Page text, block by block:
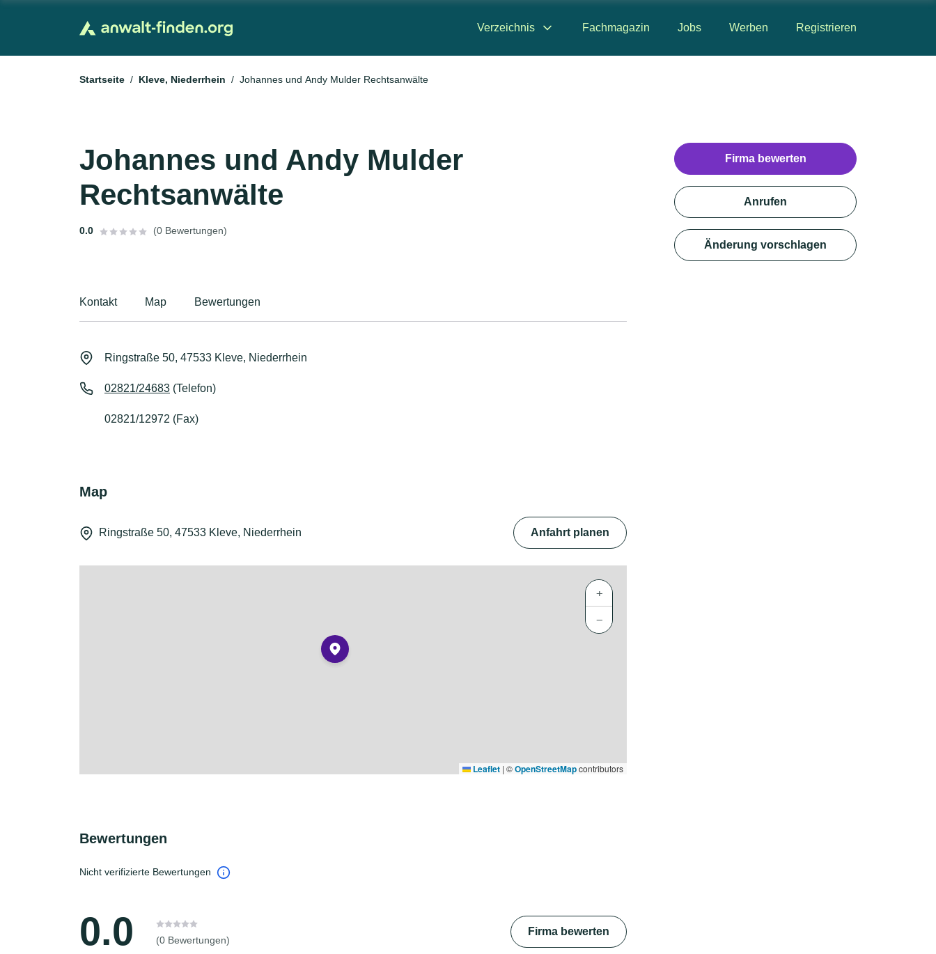
Verzeichnis Fachmagazin Jobs Werben Registrieren
Startseite Kleve, Niederrhein Johannes und Andy Mulder Rechtsanwälte
Johannes und Andy Mulder
Rechtsanwälte
0.0 (0 Bewertungen)
Kontakt Map Bewertungen
Ringstraße 50, 47533 Kleve, Niederrhein
02821/24683 (Telefon)
02821/12972 (Fax)
Map
Ringstraße 50, 47533 Kleve, Niederrhein Anfahrt planen
+
−
Leaflet | ©OpenStreetMapcontributors
Bewertungen
Nicht verifizierte Bewertungen
0.0 (0 Bewertungen)
Firma bewerten
Firma bewerten
Anrufen
Änderung vorschlagen